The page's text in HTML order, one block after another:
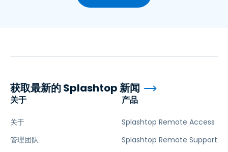
关于
关于
管理团队
产品
Splashtop Remote Access
Splashtop Remote Support
获取最新的 Splashtop 新闻